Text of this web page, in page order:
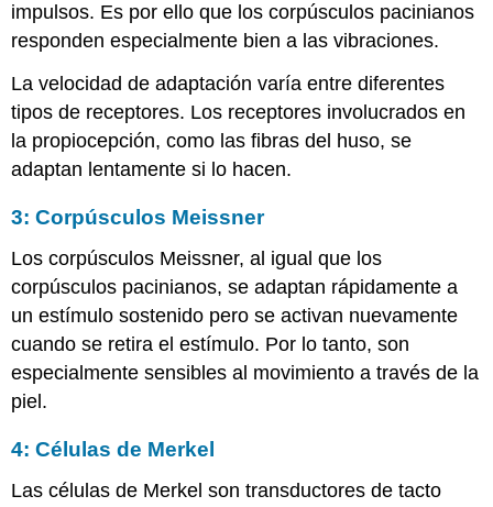
impulsos. Es por ello que los corpúsculos pacinianos
responden especialmente bien a las vibraciones.
La velocidad de adaptación varía entre diferentes
tipos de receptores. Los receptores involucrados en
la propiocepción, como las fibras del huso, se
adaptan lentamente si lo hacen.
3: Corpúsculos Meissner
Los corpúsculos Meissner, al igual que los
corpúsculos pacinianos, se adaptan rápidamente a
un estímulo sostenido pero se activan nuevamente
cuando se retira el estímulo. Por lo tanto, son
especialmente sensibles al movimiento a través de la
piel.
4: Células de Merkel
Las células de Merkel son transductores de tacto